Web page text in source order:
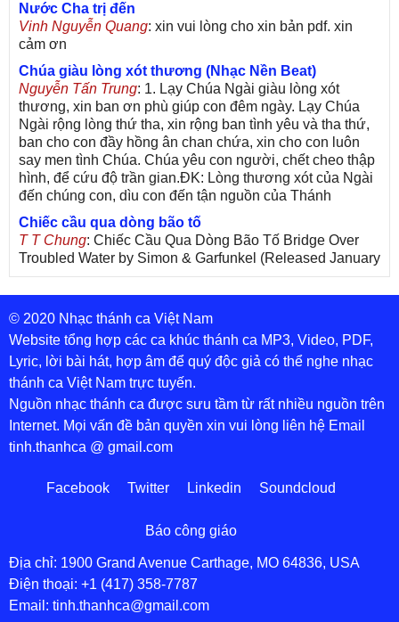
Nước Cha trị đến
Vinh Nguyễn Quang: xin vui lòng cho xin bản pdf. xin
cảm ơn
Chúa giàu lòng xót thương (Nhạc Nền Beat)
Nguyễn Tấn Trung: 1. Lạy Chúa Ngài giàu lòng xót
thương, xin ban ơn phù giúp con đêm ngày. Lạy Chúa
Ngài rộng lòng thứ tha, xin rộng ban tình yêu và tha thứ,
ban cho con đầy hồng ân chan chứa, xin cho con luôn
say men tình Chúa. Chúa yêu con người, chết cheo thập
hình, để cứu độ trần gian.ĐK: Lòng thương xót của Ngài
đến chúng con, dìu con đến tận nguồn của Thánh
Chiếc cầu qua dòng bão tố
T T Chung: Chiếc Cầu Qua Dòng Bão Tố Bridge Over
Troubled Water by Simon & Garfunkel (Released January
26, 1970) Lời Việt: Nhạc Sĩ Vũ Đức Nghiêm Trình Bày:
Chung Tử Lưu
De Colores! (Lời Việt)
Son Vu: Bài hát có lời chưa.Cám ơn
Bài ca dâng Mẹ
thuc : xin lòi bài hat ,bai ca dang me.gia ân
Theo gương Mẹ, con lên đường
sr Thúy Ngân: xin cho con bản PDF bài này ạ
Đến với Lòng Thương Xót Chúa
PDF:Đến với Lòng Thương Xót Chúa - Lm. Giuse Vũ
chốn tựa nương. Đến với lòng Chúa xót thương con hết
lo âu bận vướng. Tin tưởng vào lòng Chúa xót thương
có Ngài hiểm nguy con coi thường. Phó thác vào lòng
Chúa xót thương có cả một mùa xuân thiên đường.ĐK:
Xin hãy đến
© 2020 Nhạc thánh ca Việt Nam
Website tổng hợp các ca khúc thánh ca MP3, Video, PDF,
Lyric, lời bài hát, hợp âm để quý độc giả có thể nghe nhạc
thánh ca Việt Nam trực tuyến.
Nguồn nhạc thánh ca được sưu tầm từ rất nhiều nguồn trên
Internet. Mọi vấn đề bản quyền xin vui lòng liên hệ Email
tinh.thanhca @ gmail.com
Facebook Twitter Linkedin Soundcloud
Báo công giáo
Địa chỉ: 1900 Grand Avenue Carthage, MO 64836, USA
Điện thoại: +1 (417) 358-7787
Email: tinh.thanhca@gmail.com